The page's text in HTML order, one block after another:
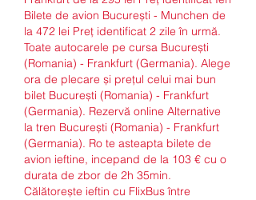
Bilete de avion București - Munchen de
la 472 lei Preț identificat 2 zile în urmă.
Toate autocarele pe cursa București
(Romania) - Frankfurt (Germania). Alege
ora de plecare și prețul celui mai bun
bilet București (Romania) - Frankfurt
(Germania). Rezervă online Alternative
la tren București (Romania) - Frankfurt
(Germania). Ro te asteapta bilete de
avion ieftine, incepand de la 103 € cu o
durata de zbor de 2h 35min.
Călătorește ieftin cu FlixBus între